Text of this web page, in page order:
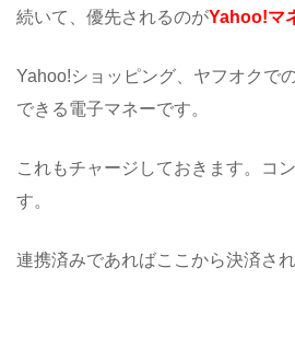
続いて、優先されるのがYahoo!マ
Yahoo!ショッピング、ヤフオクで
できる電子マネーです。
これもチャージしておきます。コ
す。
連携済みであればここから決済され